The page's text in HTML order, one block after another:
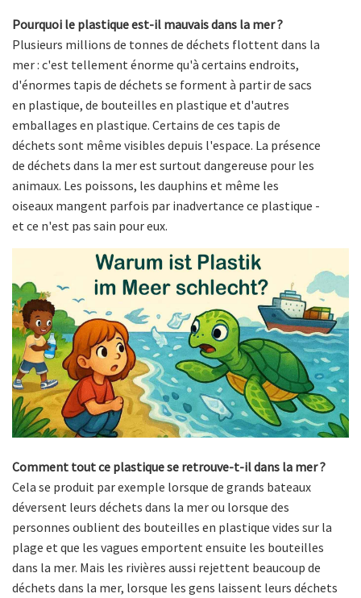
Pourquoi le plastique est-il mauvais dans la mer ?
Plusieurs millions de tonnes de déchets flottent dans la
mer : c'est tellement énorme qu'à certains endroits,
d'énormes tapis de déchets se forment à partir de sacs
en plastique, de bouteilles en plastique et d'autres
emballages en plastique. Certains de ces tapis de
déchets sont même visibles depuis l'espace. La présence
de déchets dans la mer est surtout dangereuse pour les
animaux. Les poissons, les dauphins et même les
oiseaux mangent parfois par inadvertance ce plastique -
et ce n'est pas sain pour eux.
Comment tout ce plastique se retrouve-t-il dans la mer ?
Cela se produit par exemple lorsque de grands bateaux
déversent leurs déchets dans la mer ou lorsque des
personnes oublient des bouteilles en plastique vides sur la
plage et que les vagues emportent ensuite les bouteilles
dans la mer. Mais les rivières aussi rejettent beaucoup de
déchets dans la mer, lorsque les gens laissent leurs déchets